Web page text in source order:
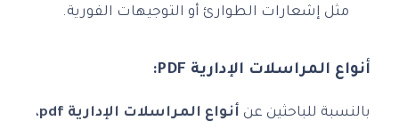
مثل إشعارات الطوارئ أو التوجيهات الفورية.
أنواع المراسلات الإدارية PDF:
بالنسبة للباحثين عن أنواع المراسلات الإدارية pdf ،